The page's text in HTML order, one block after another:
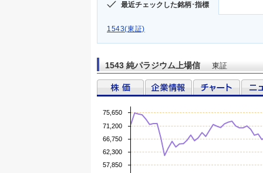
最近チェックした銘柄･指標
1543(東証)
1543 純パラジウム上場信 東証